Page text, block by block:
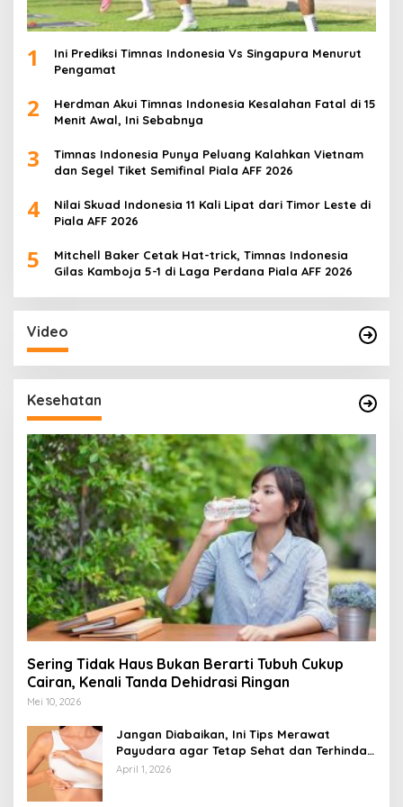
1
Ini Prediksi Timnas Indonesia Vs Singapura Menurut
Pengamat
2
Herdman Akui Timnas Indonesia Kesalahan Fatal di 15
Menit Awal, Ini Sebabnya
3
Timnas Indonesia Punya Peluang Kalahkan Vietnam
dan Segel Tiket Semifinal Piala AFF 2026
4
Nilai Skuad Indonesia 11 Kali Lipat dari Timor Leste di
Piala AFF 2026
5
Mitchell Baker Cetak Hat-trick, Timnas Indonesia
Gilas Kamboja 5-1 di Laga Perdana Piala AFF 2026
Video
Kesehatan
Sering Tidak Haus Bukan Berarti Tubuh Cukup
Cairan, Kenali Tanda Dehidrasi Ringan
Mei 10, 2026
Jangan Diabaikan, Ini Tips Merawat
Payudara agar Tetap Sehat dan Terhindar
dari Risiko Penyakit
April 1, 2026